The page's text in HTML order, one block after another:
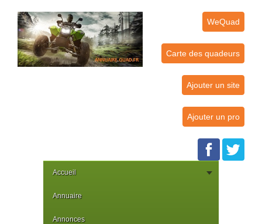
WeQuad
Carte des quadeurs
Ajouter un site
Ajouter un pro
Accueil
Annuaire
Annonces